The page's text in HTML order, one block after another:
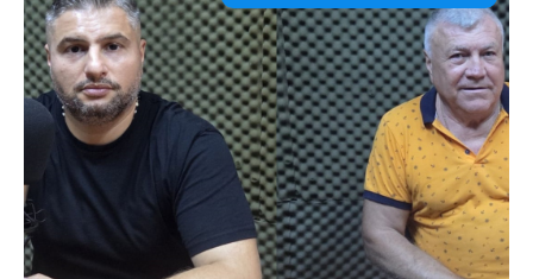
Adaugă aici textul pentru
subtitluAdaugă aici
textul pentru
subtitluAdaugă aici
textul pentru
subtitluAdaugă aici
textul pentru subti